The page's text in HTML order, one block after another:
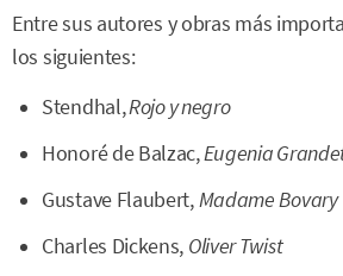
Entre sus autores y obras más
los siguientes:
Stendhal,Rojo y negro
Honoré de Balzac,Eugenia
Gustave Flaubert,Madame Bovary
Charles Dickens, Oliver Twist